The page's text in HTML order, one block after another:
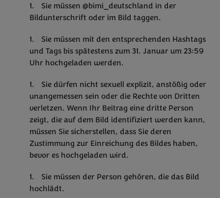
Sie müssen @bimi_deutschland in der
Bildunterschrift oder im Bild taggen.
Sie müssen mit den entsprechenden Hashtags
und Tags bis spätestens zum 31. Januar um 23:59
Uhr hochgeladen werden.
Sie dürfen nicht sexuell explizit, anstößig oder
unangemessen sein oder die Rechte von Dritten
verletzen. Wenn Ihr Beitrag eine dritte Person
zeigt, die auf dem Bild identifiziert werden kann,
müssen Sie sicherstellen, dass Sie deren
Zustimmung zur Einreichung des Bildes haben,
bevor es hochgeladen wird.
Sie müssen der Person gehören, die das Bild
hochlädt.